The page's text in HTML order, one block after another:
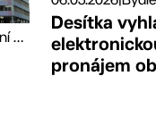
Ankety a soutěže, Bydlení a nemovitý majetek
Desítka
pronájem